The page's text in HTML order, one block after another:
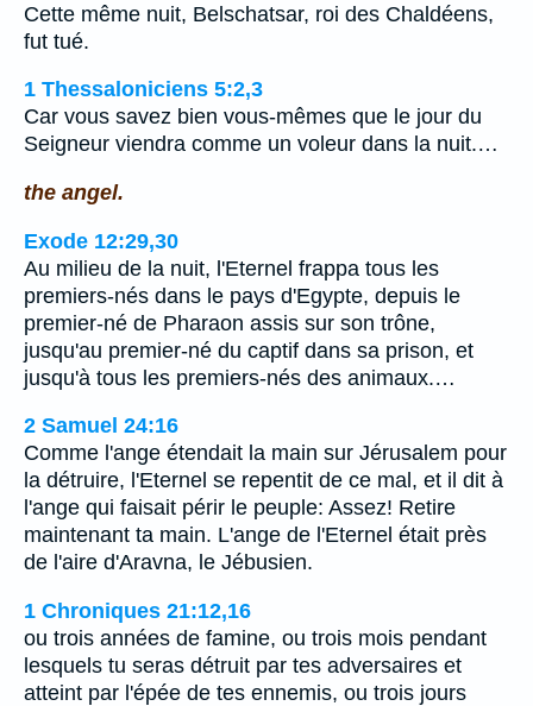
Cette même nuit, Belschatsar, roi des Chaldéens,
fut tué.
1 Thessaloniciens 5:2,3
Car vous savez bien vous-mêmes que le jour du
Seigneur viendra comme un voleur dans la nuit.…
the angel.
Exode 12:29,30
Au milieu de la nuit, l'Eternel frappa tous les
premiers-nés dans le pays d'Egypte, depuis le
premier-né de Pharaon assis sur son trône,
jusqu'au premier-né du captif dans sa prison, et
jusqu'à tous les premiers-nés des animaux.…
2 Samuel 24:16
Comme l'ange étendait la main sur Jérusalem pour
la détruire, l'Eternel se repentit de ce mal, et il dit à
l'ange qui faisait périr le peuple: Assez! Retire
maintenant ta main. L'ange de l'Eternel était près
de l'aire d'Aravna, le Jébusien.
1 Chroniques 21:12,16
ou trois années de famine, ou trois mois pendant
lesquels tu seras détruit par tes adversaires et
atteint par l'épée de tes ennemis, ou trois jours